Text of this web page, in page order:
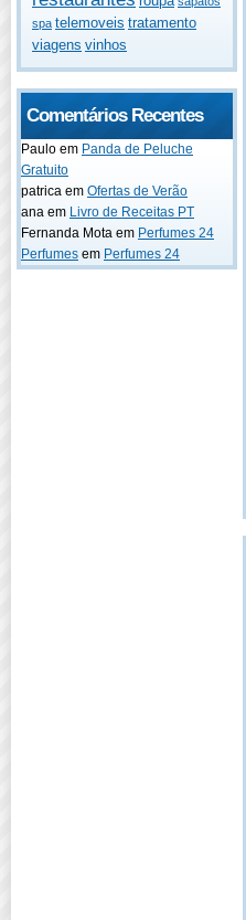
spa telemoveis tratamento
viagens vinhos
Comentários Recentes
Paulo em Panda de Peluche
Gratuito
patrica em Ofertas de Verão
ana em Livro de Receitas PT
Fernanda Mota em Perfumes 24
Perfumes em Perfumes 24